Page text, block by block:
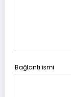
Bağlantı ismi